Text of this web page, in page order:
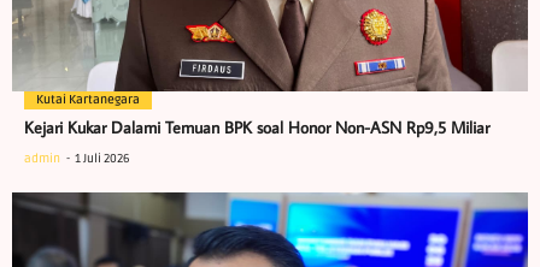
Kutai Kartanegara
Kejari Kukar Dalami Temuan BPK soal Honor Non-ASN Rp9,5 Miliar
admin 1 Juli 2026